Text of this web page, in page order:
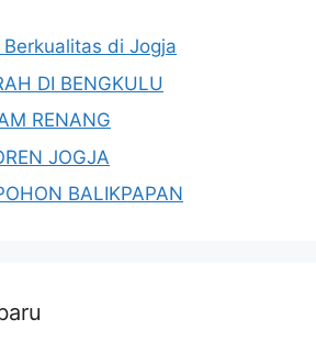
di Jogja
DI BENGKULU
RENANG
JOGJA
BALIKPAPAN